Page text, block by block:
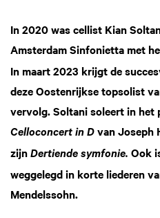
In 2020 was cellist Kian
Amsterdam Sinfonietta met
In maart 2023 krijgt de
deze Oostenrijkse topsolist
vervolg. Soltani soleert in het
Celloconcert in D van Joseph
zijn Dertiende symfonie. Ook
weggelegd in korte liederen
Mendelssohn.